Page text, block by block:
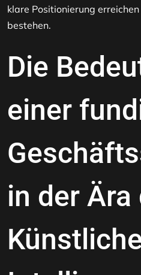
klare Positionierung
bestehen.
Die
einer
in der Ära